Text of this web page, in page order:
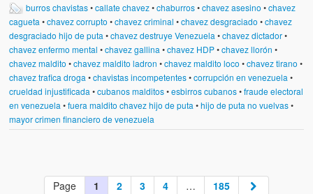
burros chavistas•callate chavez•chaburros•chavez asesino •chavez
cagueta •chavez corrupto •chavez criminal •chavez desgraciado •chavez
desgraciado hijo de puta •chavez destruye Venezuela •chavez dictador•
chavez enfermo mental •chavez gallina •chavez HDP•chavez llorón •
chavez maldito •chavez maldito ladron •chavez maldito loco •chavez tirano •
chavez trafica droga •chavistas incompetentes•corrupción en venezuela •
crueldad injustificada •cubanos malditos•esbirros cubanos•fraude electoral
en venezuela •fuera maldito chavez hijo de puta •hijo de puta no vuelvas•
mayor crimen financiero de venezuela
Page 1 2 3 4 … 185